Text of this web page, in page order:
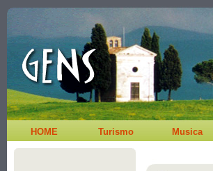
HOME Turismo Musica